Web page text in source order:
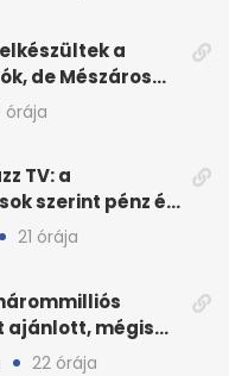
a
de Mészáros
leromboltatja
órája
TV: a
szerint pénz és
21 órája
ajánlott, mégis
a hamis árut
22 órája